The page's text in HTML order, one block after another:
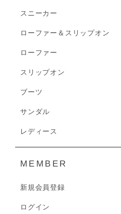
スニーカー
ローファー＆スリップオン
ローファー
スリップオン
ブーツ
サンダル
レディース
MEMBER
新規会員登録
ログイン